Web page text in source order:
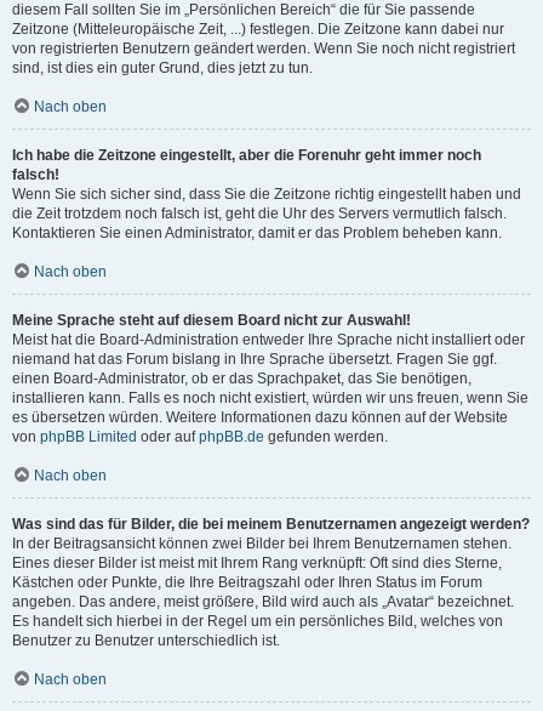
diesem Fall sollten Sie im „Persönlichen Bereich“ die für Sie passende
Zeitzone (Mitteleuropäische Zeit, ...) festlegen. Die Zeitzone kann dabei nur
von registrierten Benutzern geändert werden. Wenn Sie noch nicht registriert
sind, ist dies ein guter Grund, dies jetzt zu tun.
Nach oben
Ich habe die Zeitzone eingestellt, aber die Forenuhr geht immer noch
falsch!
Wenn Sie sich sicher sind, dass Sie die Zeitzone richtig eingestellt haben und
die Zeit trotzdem noch falsch ist, geht die Uhr des Servers vermutlich falsch.
Kontaktieren Sie einen Administrator, damit er das Problem beheben kann.
Nach oben
Meine Sprache steht auf diesem Board nicht zur Auswahl!
Meist hat die Board-Administration entweder Ihre Sprache nicht installiert oder
niemand hat das Forum bislang in Ihre Sprache übersetzt. Fragen Sie ggf.
einen Board-Administrator, ob er das Sprachpaket, das Sie benötigen,
installieren kann. Falls es noch nicht existiert, würden wir uns freuen, wenn Sie
es übersetzen würden. Weitere Informationen dazu können auf der Website
von phpBB Limited oder aufphpBB.de gefunden werden.
Nach oben
Was sind das für Bilder, die bei meinem Benutzernamen angezeigt werden?
In der Beitragsansicht können zwei Bilder bei Ihrem Benutzernamen stehen.
Eines dieser Bilder ist meist mit Ihrem Rang verknüpft: Oft sind dies Sterne,
Kästchen oder Punkte, die Ihre Beitragszahl oder Ihren Status im Forum
angeben. Das andere, meist größere, Bild wird auch als „Avatar“ bezeichnet.
Es handelt sich hierbei in der Regel um ein persönliches Bild, welches von
Benutzer zu Benutzer unterschiedlich ist.
Nach oben